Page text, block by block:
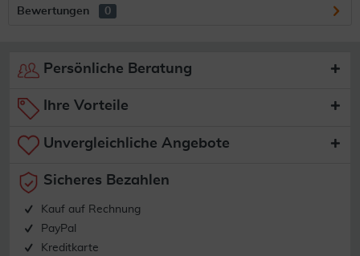
Bewertungen 0
Persönliche Beratung
Ihre Vorteile
Unvergleichliche Angebote
Sicheres Bezahlen
Kauf auf Rechnung
PayPal
Kreditkarte